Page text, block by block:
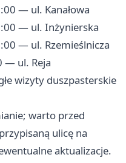
— ul. Kanałowa
— ul. Inżynierska
— ul. Rzemieślnicza
— ul. Reja
wizyty duszpasterskie
warto przed
ulicę na
aktualizacje.